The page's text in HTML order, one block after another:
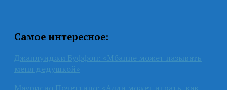
Самое интересное:
Джанлуиджи Буффон: «Мбаппе может называть
меня дедушкой»